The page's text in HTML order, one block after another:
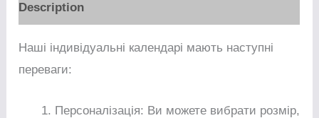
Description
Наші індивідуальні календарі мають наступні
переваги:
Персоналізація: Ви можете вибрати розмір,